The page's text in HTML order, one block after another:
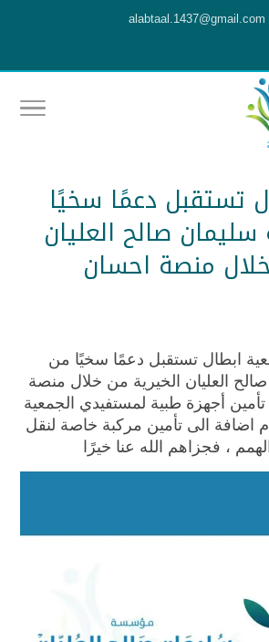
alabtaal.1437@gmail.com
تستقبل دعمًا سخيًا
صالح العليان
منصة احسان
ابطال تستقبل دعمًا سخيًا من
العليان الخيرية من خلال منصة
أجهزة طبية لمستفيدي الجمعية
اضافة الى تأمين مركبة خاصة لنقل
، فجزاهم الله عنا خيرًا